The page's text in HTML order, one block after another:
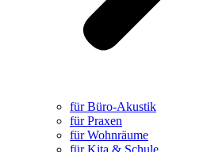
für Büro-Akustik
für Praxen
für Wohnräume
für Kita & Schule